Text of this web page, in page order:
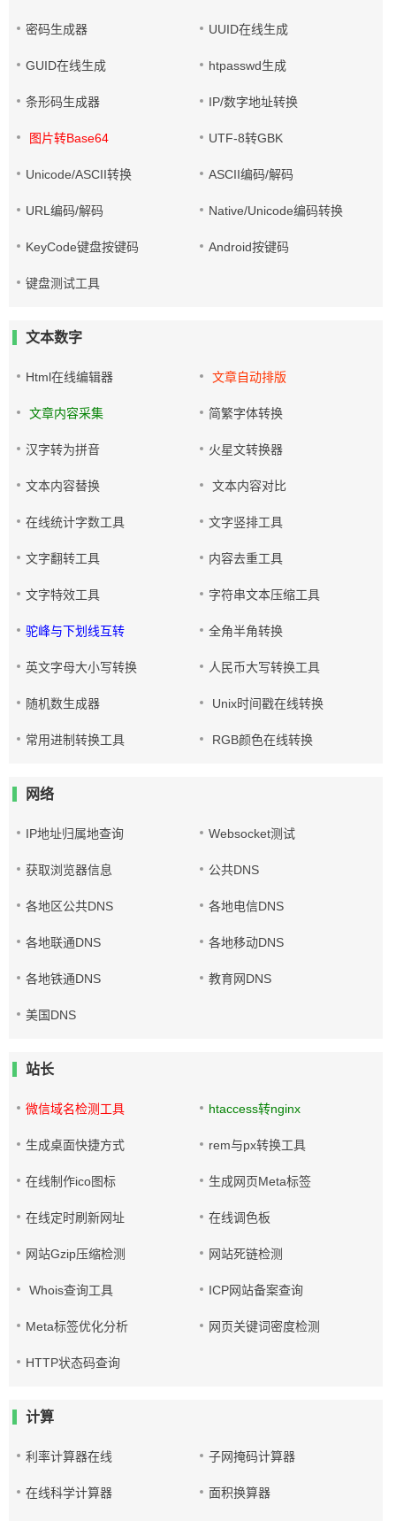
密码生成器 UUID在线生成
GUID在线生成 htpasswd生成
条形码生成器 IP/数字地址转换
图片转Base64 UTF-8转GBK
Unicode/ASCII转换 ASCII编码/解码
URL编码/解码 Native/Unicode编码转换
KeyCode键盘按键码 Android按键码
键盘测试工具
文本数字
Html在线编辑器 文章自动排版
文章内容采集 简繁字体转换
汉字转为拼音 火星文转换器
文本内容替换 文本内容对比
在线统计字数工具 文字竖排工具
文字翻转工具 内容去重工具
文字特效工具 字符串文本压缩工具
驼峰与下划线互转 全角半角转换
英文字母大小写转换 人民币大写转换工具
随机数生成器 Unix时间戳在线转换
常用进制转换工具 RGB颜色在线转换
网络
IP地址归属地查询 Websocket测试
获取浏览器信息 公共DNS
各地区公共DNS 各地电信DNS
各地联通DNS 各地移动DNS
各地铁通DNS 教育网DNS
美国DNS
站长
微信域名检测工具 htaccess转nginx
生成桌面快捷方式 rem与px转换工具
在线制作ico图标 生成网页Meta标签
在线定时刷新网址 在线调色板
网站Gzip压缩检测 网站死链检测
Whois查询工具 ICP网站备案查询
Meta标签优化分析 网页关键词密度检测
HTTP状态码查询
计算
利率计算器在线 子网掩码计算器
在线科学计算器 面积换算器